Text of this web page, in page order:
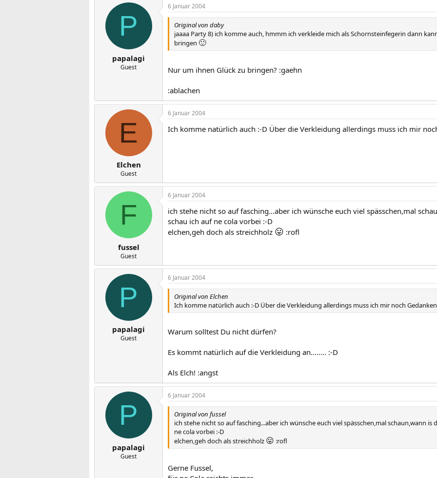
P
papalagi
Guest
6 Januar 2004
Original von daby
jaaaa Party 8) ich komme auch, hmmm ich verkleide mich als Schornsteinfegerin dann
bringen 🙂
Nur um ihnen Glück zu bringen? :gaehn
:ablachen
E
Elchen
Guest
6 Januar 2004
Ich komme natürlich auch :-D Über die Verkleidung allerdings muss ich mir
F
fussel
Guest
6 Januar 2004
ich stehe nicht so auf fasching...aber ich wünsche euch viel spässchen,mal
schau ich auf ne cola vorbei :-D
elchen,geh doch als streichholz 😛 :rofl
P
papalagi
Guest
6 Januar 2004
Original von Elchen
Ich komme natürlich auch :-D Über die Verkleidung allerdings muss ich mir noch
Warum solltest Du nicht dürfen?
Es kommt natürlich auf die Verkleidung an........ :-D
Als Elch! :angst
P
papalagi
Guest
6 Januar 2004
Original von fussel
ich stehe nicht so auf fasching...aber ich wünsche euch viel spässchen,mal schaun,wann
ne cola vorbei :-D
elchen,geh doch als streichholz 😛 :rofl
Gerne Fussel,